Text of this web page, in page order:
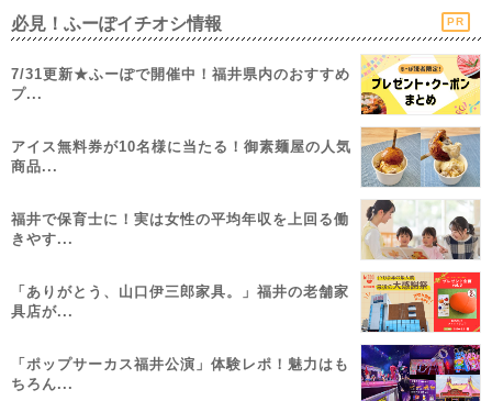
必見！ふーぽイチオシ情報 PR
7/31更新★ふーぽで開催中！福井県内のおすすめ
プ...
アイス無料券が10名様に当たる！御素麺屋の人気
商品...
福井で保育士に！実は女性の平均年収を上回る働
きやす...
「ありがとう、山口伊三郎家具。」福井の老舗家
具店が...
「ポップサーカス福井公演」体験レポ！魅力はも
ちろん...